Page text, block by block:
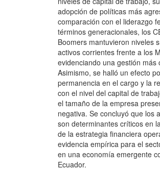
adopción de políticas más
comparación con el liderazgo
términos generacionales, los
Boomers mantuvieron niveles
activos corrientes frente a los
evidenciando una gestión más
Asimismo, se halló un efecto
permanencia en el cargo y la
con el nivel del capital de
el tamaño de la empresa
negativa. Se concluyó que los
son determinantes críticos en
de la estrategia financiera
evidencia empírica para el
en una economía emergente
Ecuador.